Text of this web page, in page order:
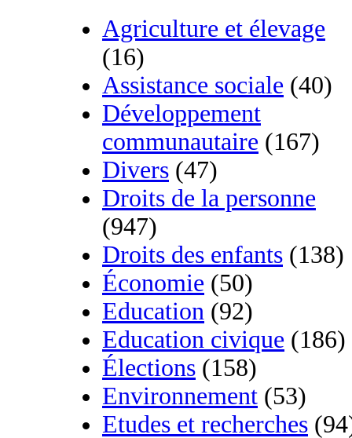
Agriculture et élevage
(16)
Assistance sociale (40)
Développement
communautaire (167)
Divers (47)
Droits de la personne
(947)
Droits des enfants (138)
Économie (50)
Education (92)
Education civique (186)
Élections (158)
Environnement (53)
Etudes et recherches